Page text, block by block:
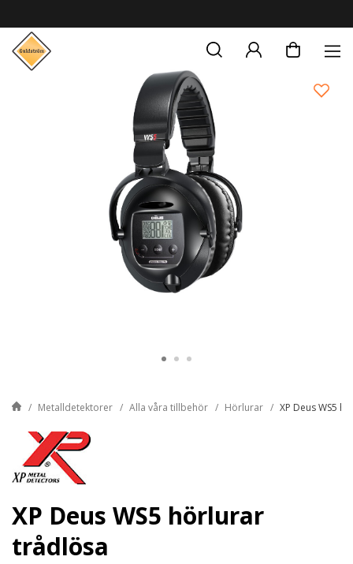
Metalldetektorer Alla våra tillbehör Hörlurar XP Deus WS5
XP Deus WS5 hörlurar
trådlösa